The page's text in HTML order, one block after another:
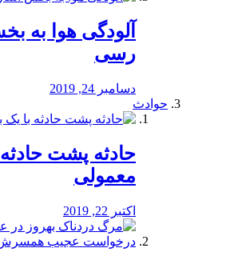
آلودگی هوا به
رسی
دسامبر 24, 2019
حوادث
️حادثه پشت حادثه
معمولی
اکتبر 22, 2019